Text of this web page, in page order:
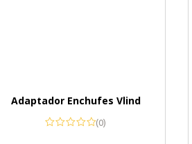
Adaptador Enchufes Vlind
(0)